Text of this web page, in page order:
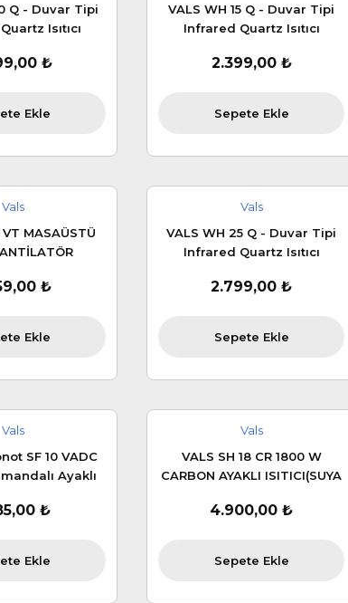
Q - Duvar Tipi
Isıtıcı
₺
Ekle
VALS WH 15 Q - Duvar Tipi
Infrared Quartz Isıtıcı
2.399,00 ₺
Sepete Ekle
Vals
VT MASAÜSTÜ
₺
Ekle
Vals
VALS WH 25 Q - Duvar Tipi
Infrared Quartz Isıtıcı
2.799,00 ₺
Sepete Ekle
Vals
SF 10 VADC
Ayaklı
₺
Ekle
Vals
VALS SH 18 CR 1800 W
CARBON AYAKLI ISITICI(SUYA
KUMANDALI)
4.900,00 ₺
Sepete Ekle